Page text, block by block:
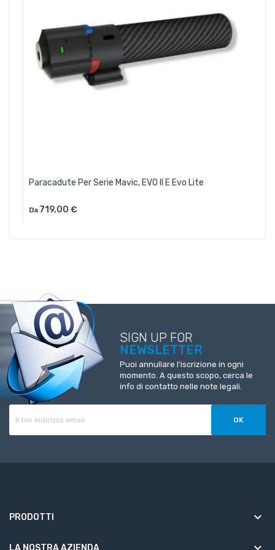
Paracadute Per Serie Mavic, EVO II E Evo Lite
Da 719,00 €
Aggiungi Al Carrello
SIGN UP FOR
NEWSLETTER
Puoi annullare l'iscrizione in ogni
momento. A questo scopo, cerca le
info di contatto nelle note legali.
PRODOTTI keyboard_arrow_down